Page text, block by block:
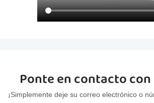
Ponte en contacto
¡Simplemente deje su correo electrónico o